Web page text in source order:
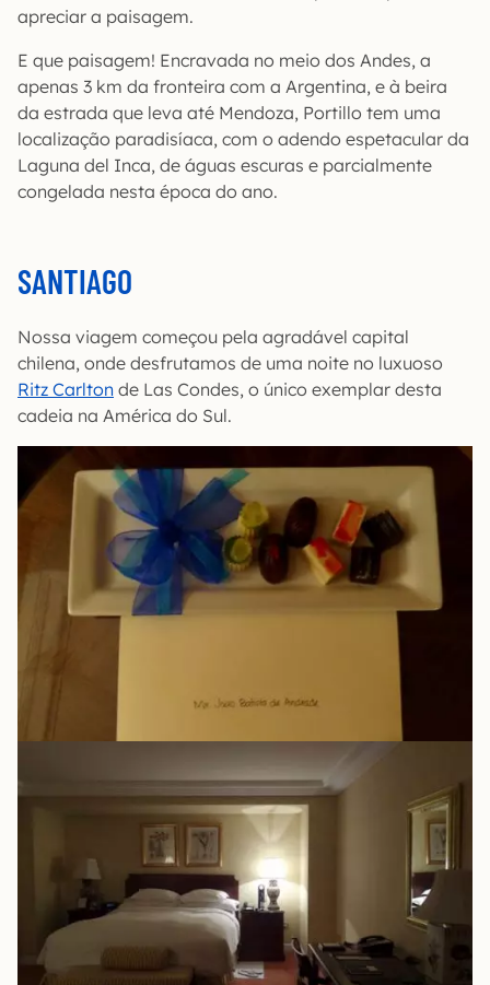
apreciar a paisagem.
E que paisagem! Encravada no meio dos Andes, a
apenas 3 km da fronteira com a Argentina, e à beira
da estrada que leva até Mendoza, Portillo tem uma
localização paradisíaca, com o adendo espetacular da
Laguna del Inca, de águas escuras e parcialmente
congelada nesta época do ano.
SANTIAGO
Nossa viagem começou pela agradável capital
chilena, onde desfrutamos de uma noite no luxuoso
Ritz Carlton de Las Condes, o único exemplar desta
cadeia na América do Sul.